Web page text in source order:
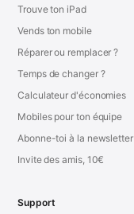
Trouve ton iPad
Vends ton mobile
Réparer ou remplacer ?
Temps de changer ?
Calculateur d'économies
Mobiles pour ton équipe
Abonne-toi à la newsletter
Invite des amis, 10€
Support